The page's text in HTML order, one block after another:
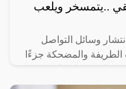
..يتمسخر ويلعب
وسائل التواصل
الطريفة والمضحكة جزءًا